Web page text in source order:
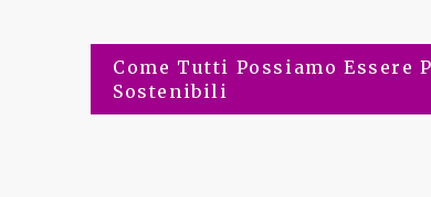
Navigazione
Come Tutti Possiamo Essere
Sostenibili